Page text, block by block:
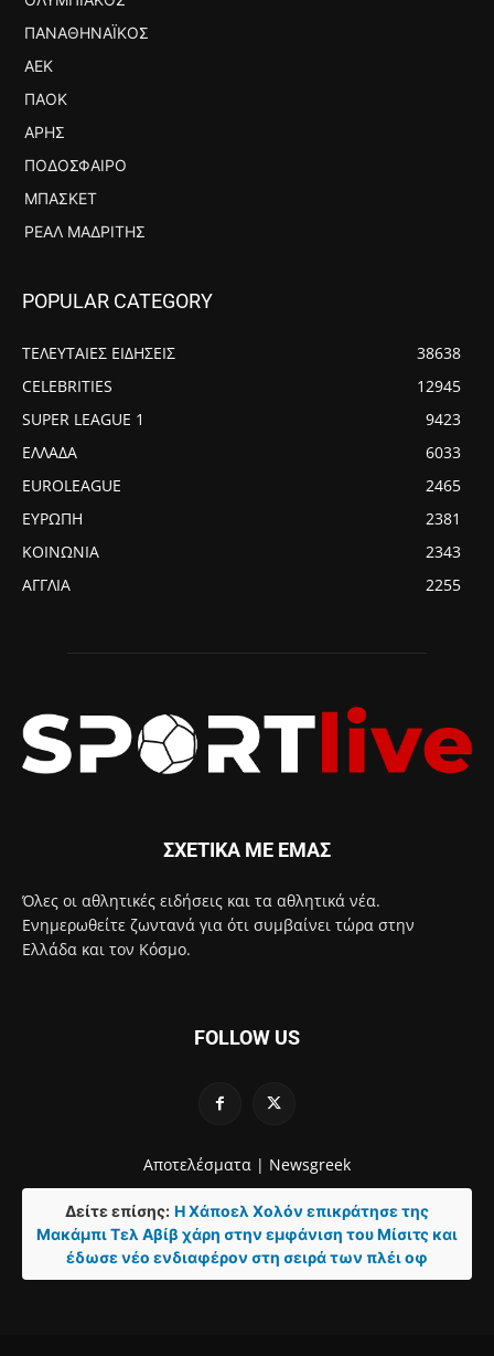
ΠΑΝΑΘΗΝΑΪΚΌΣ
ΑΕΚ
ΠΑΟΚ
ΆΡΗΣ
ΠΟΔΌΣΦΑΙΡΟ
ΜΠΆΣΚΕΤ
ΡΕΆΛ ΜΑΔΡΊΤΗΣ
POPULAR CATEGORY
ΤΕΛΕΥΤΑΙΕΣ ΕΙΔΗΣΕΙΣ
38638
CELEBRITIES
12945
SUPER LEAGUE 1
9423
ΕΛΛΑΔΑ
6033
EUROLEAGUE
2465
ΕΥΡΩΠΗ
2381
ΚΟΙΝΩΝΙΑ
2343
ΑΓΓΛΙΑ
2255
ΣΧΕΤΙΚΑ ΜΕ ΕΜΑΣ
Όλες οι αθλητικές ειδήσεις και τα αθλητικά νέα.
Ενημερωθείτε ζωντανά για ότι συμβαίνει τώρα στην
Ελλάδα και τον Κόσμο.
FOLLOW US
Αποτελέσματα | Newsgreek
Δείτε επίσης: Η Χάποελ Χολόν επικράτησε της
Μακάμπι Τελ Αβίβ χάρη στην εμφάνιση του Μίσιτς και
έδωσε νέο ενδιαφέρον στη σειρά των πλέι οφ